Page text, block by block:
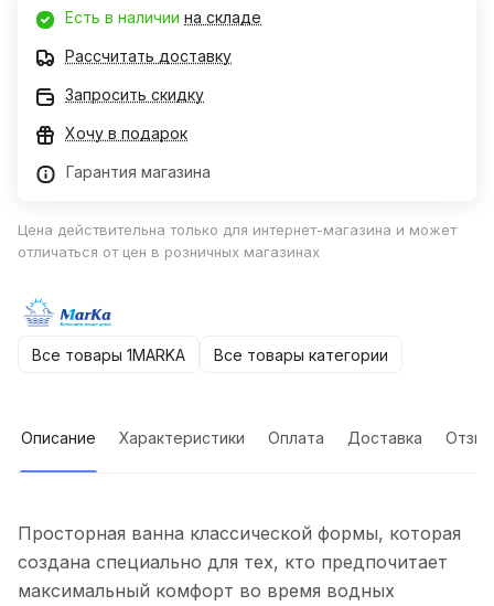
Есть в наличии на складе
Рассчитать доставку
Запросить скидку
Хочу в подарок
Гарантия магазина
Цена действительна только для интернет-магазина и может
отличаться от цен в розничных магазинах
Все товары 1MARKA Все товары категории
Описание Характеристики Оплата Доставка
Просторная ванна классической формы, которая
создана специально для тех, кто предпочитает
максимальный комфорт во время водных